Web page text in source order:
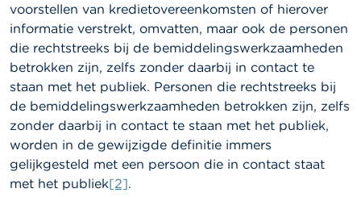
N
i
e
u
w
s
&
W
a
a
r
s
c
voorstellen van kredietovereenkomsten of hierover
informatie verstrekt, omvatten, maar ook de personen
die rechtstreeks bij de bemiddelingswerkzaamheden
betrokken zijn, zelfs zonder daarbij in contact te
staan met het publiek. Personen die rechtstreeks bij
de bemiddelingswerkzaamheden betrokken zijn, zelfs
zonder daarbij in contact te staan met het publiek,
worden in de gewijzigde definitie immers
gelijkgesteld met een persoon die in contact staat
met het publiek[2].